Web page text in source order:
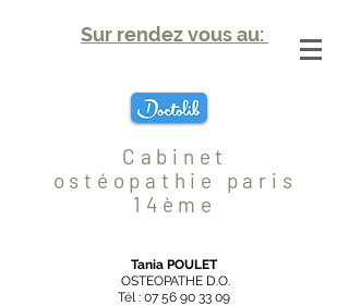
Sur rendez vous au:
Cabinet
ostéopathie paris
14ème
Tania POULET
OSTEOPATHE D.O.
Tél : 07 56 90 33 09